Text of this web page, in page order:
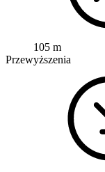
105 m
Przewyższenia